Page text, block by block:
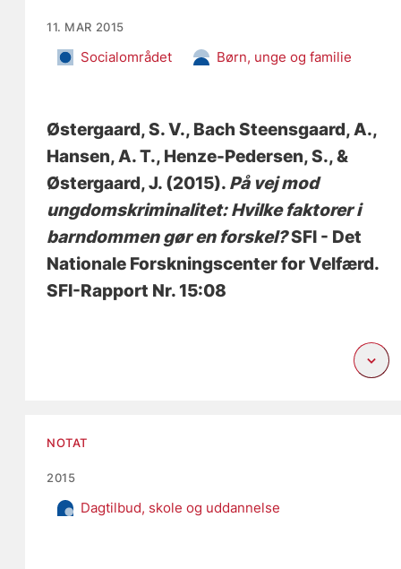
11. MAR 2015
Socialområdet Børn, unge og familie
Østergaard, S. V., Bach Steensgaard, A.,
Hansen, A. T., Henze-Pedersen, S., &
Østergaard, J. (2015). På vej mod
ungdomskriminalitet: Hvilke faktorer i
barndommen gør en forskel?SFI - Det
Nationale Forskningscenter for Velfærd.
SFI-Rapport Nr. 15:08
NOTAT
2015
Dagtilbud, skole og uddannelse